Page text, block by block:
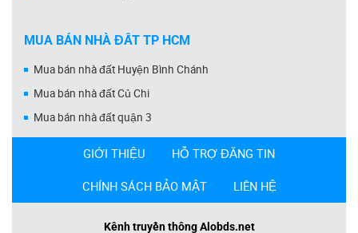
MUA BÁN NHÀ ĐẤT TP HCM
Mua bán nhà đất Huyện Bình Chánh
Mua bán nhà đất Củ Chi
Mua bán nhà đất quận 3
GIỚI THIỆU HỖ TRỢ ĐĂNG TIN
CHÍNH SÁCH BẢO MẬT LIÊN HỆ
Kênh truyền thông Alobds.net